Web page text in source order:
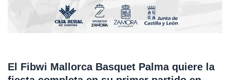
El Fibwi Mallorca Basquet Palma quiere la